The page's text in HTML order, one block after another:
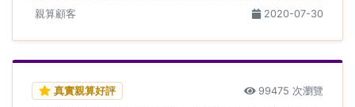
親算顧客 2020-07-30
真實親算好評 99475 次瀏覽